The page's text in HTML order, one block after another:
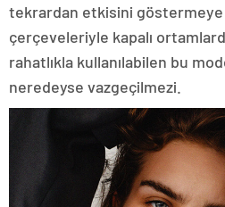
tekrardan etkisini göstermeye
çerçeveleriyle kapalı
rahatlıkla kullanılabilen bu
neredeyse vazgeçilmezi.